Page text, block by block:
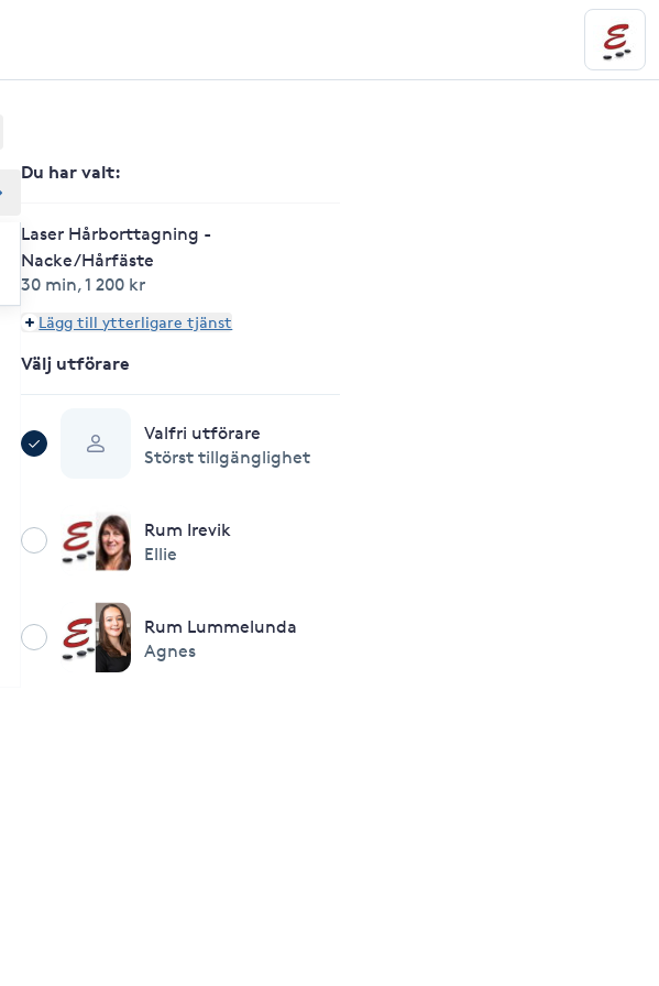
Du har valt:
Laser Hårborttagning -
Nacke/Hårfäste
30 min,1 200 kr
Lägg till ytterligare tjänst
Välj utförare
Valfri utförare
Störst tillgänglighet
Rum Irevik
Ellie
Rum Lummelunda
Agnes